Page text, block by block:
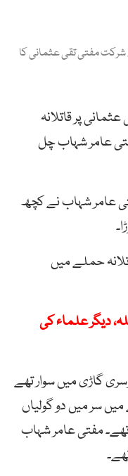
شرکت مفتی تقی عثمانی کا
پر قاتلانہ
عامر شہاب چل
عامر شہاب نے کچھ
حملے میں
دیگر علماء کی
گاڑی میں سوار تھے
سر میں دو گولیاں
مفتی عامر شہاب